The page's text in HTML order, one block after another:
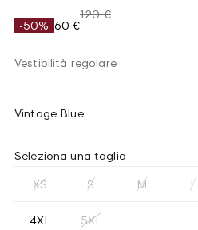
-50% 60 €
120 €
Vestibilità regolare
Vintage Blue
Seleziona una taglia
XS S M L
4XL 5XL